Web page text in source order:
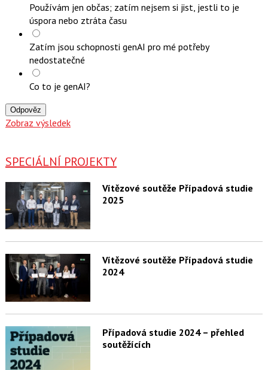
Používám jen občas; zatím nejsem si jist, jestli to je
úspora nebo ztráta času
Zatím jsou schopnosti genAI pro mé potřeby
nedostatečné
Co to je genAI?
Odpověz
Zobraz výsledek
SPECIÁLNÍ PROJEKTY
Vítězové soutěže Případová studie
2025
Vítězové soutěže Případová studie
2024
Případová studie 2024 – přehled
soutěžících